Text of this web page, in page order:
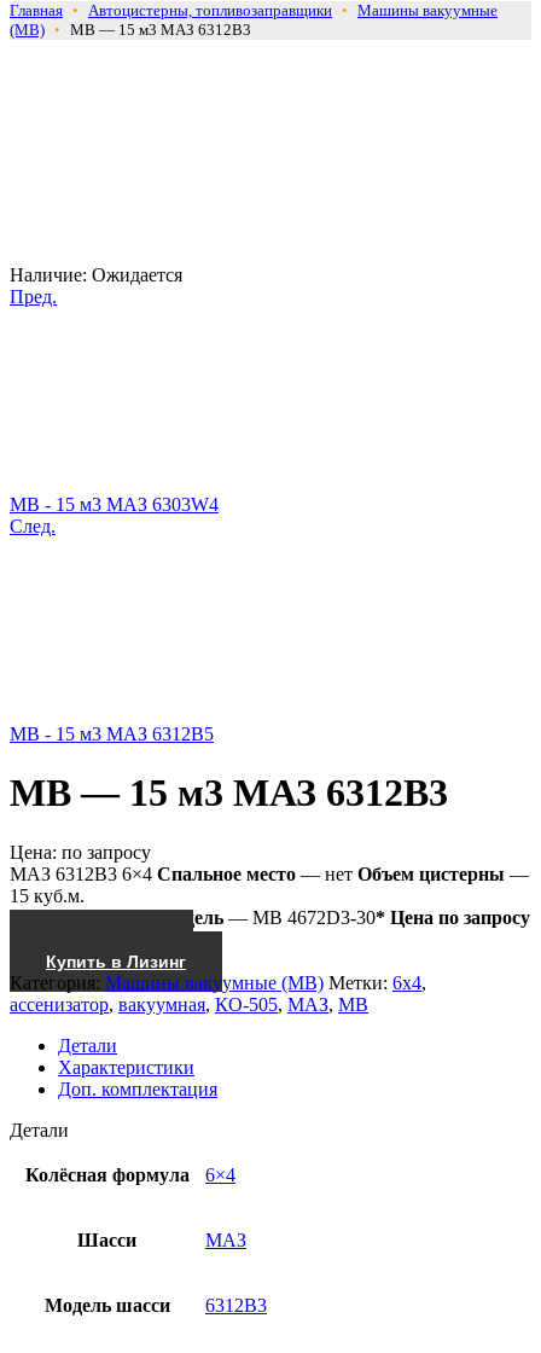
Главная • Автоцистерны, топливозаправщики • Машины вакуумные
(МВ) • МВ — 15 м3 МАЗ 6312В3
Наличие: Ожидается
Пред.
МВ - 15 м3 МАЗ 6303W4
След.
МВ - 15 м3 МАЗ 6312В5
МВ — 15 м3 МАЗ 6312В3
Цена: по запросу
МАЗ 6312В3 6×4 Спальное место — нет Объем цистерны —
15 куб.м.
Модель — МВ 4672D3-30* Цена по запросу
Купить в Лизинг
Категория: Машины вакуумные (МВ) Метки: 6x4,
ассенизатор, вакуумная, КО-505, МАЗ, МВ
Детали
Характеристики
Доп. комплектация
Детали
Колёсная формула 6×4
Шасси МАЗ
Модель шасси 6312В3